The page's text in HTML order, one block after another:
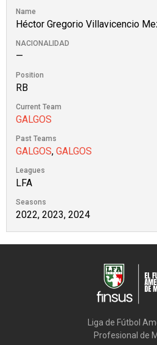
Name
Héctor Gregorio Villavicencio
NACIONALIDAD
—
Position
RB
Current Team
GALGOS
Past Teams
GALGOS, GALGOS
Leagues
LFA
Seasons
2022, 2023, 2024
Liga de Fútbol
Profesional de